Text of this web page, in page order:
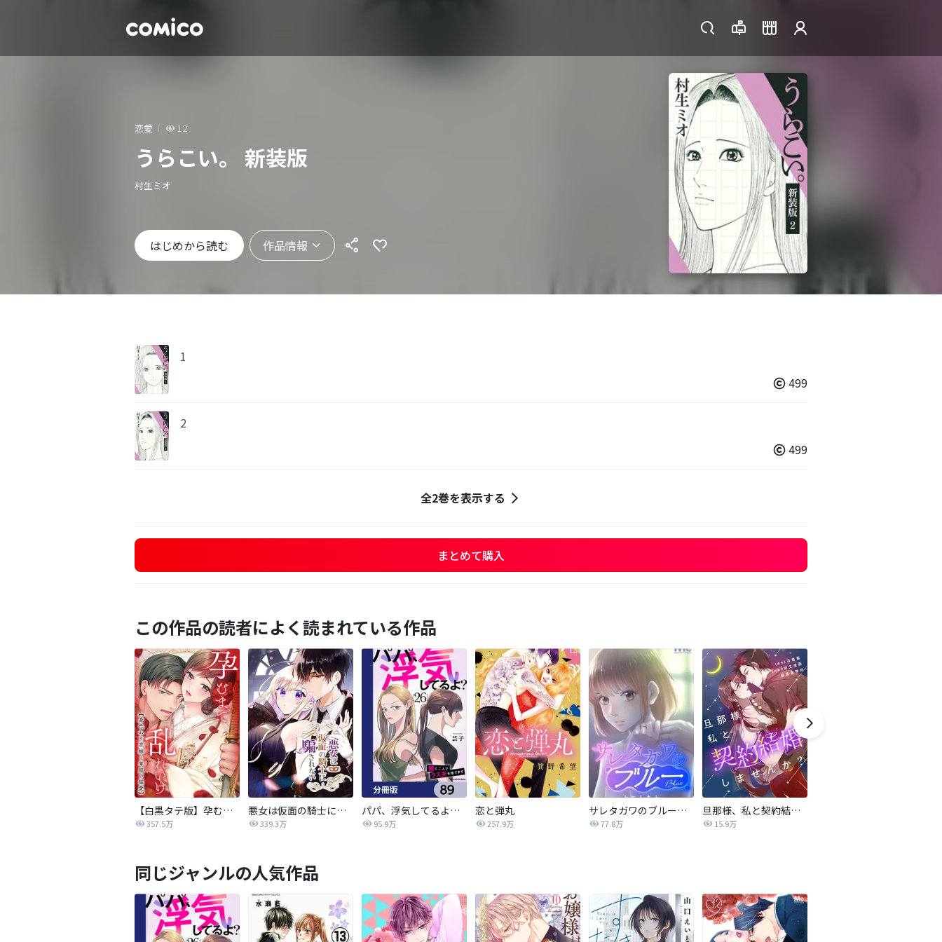
恋愛 12
うらこい。 新装版
村生ミオ
はじめから読む 作品情報
1
499
2
499
全2巻を表示する
まとめて購入
この作品の読者によく読まれている作品
【白黒タテ版】孕むまで乱れいけ～身代わり花嫁と軍服の猛愛
357.5万
悪女は仮面の騎士に騙されない
339.3万
パパ、浮気してるよ？娘と二人でクズ夫を捨てます【分冊版】
95.9万
恋と弾丸
257.9万
サレタガワのブルー【タテヨミ】
77.8万
旦那様、私と契約結婚しませんか？【タテヨミ】
15.9万
同じジャンルの人気作品